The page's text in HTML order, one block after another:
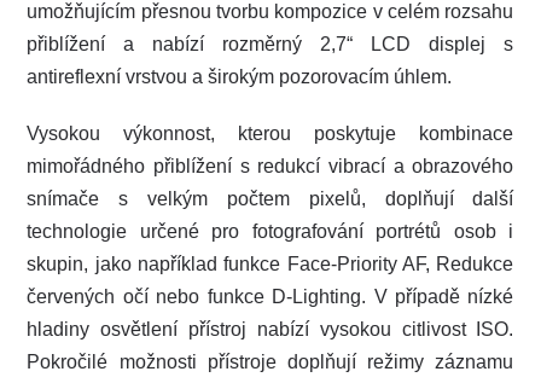
umožňujícím přesnou tvorbu kompozice v celém rozsahu
přiblížení a nabízí rozměrný 2,7“ LCD displej s
antireflexní vrstvou a širokým pozorovacím úhlem.
Vysokou výkonnost, kterou poskytuje kombinace
mimořádného přiblížení s redukcí vibrací a obrazového
snímače s velkým počtem pixelů, doplňují další
technologie určené pro fotografování portrétů osob i
skupin, jako například funkce Face-Priority AF, Redukce
červených očí nebo funkce D-Lighting. V případě nízké
hladiny osvětlení přístroj nabízí vysokou citlivost ISO.
Pokročilé možnosti přístroje doplňují režimy záznamu